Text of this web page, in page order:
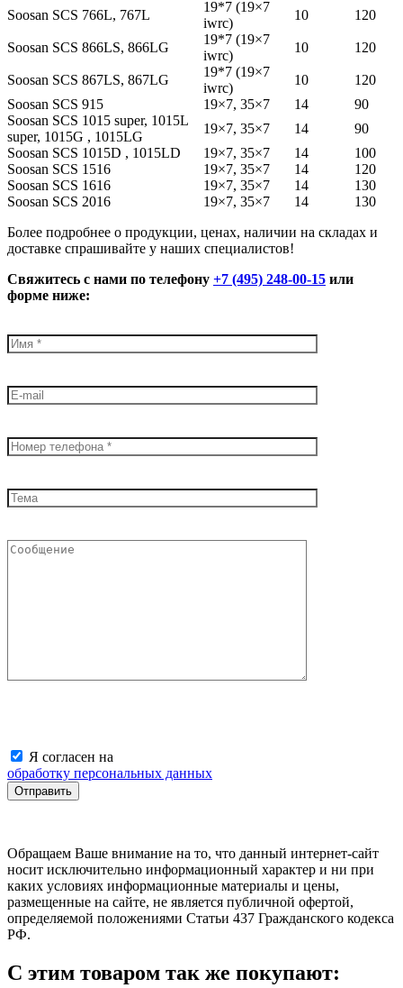
Soosan SCS 766L, 767L
19*7 (19×7
iwrc)
10 120
Soosan SCS 866LS, 866LG
19*7 (19×7
iwrc)
10 120
Soosan SCS 867LS, 867LG
19*7 (19×7
iwrc)
10
120
Soosan SCS 915
19×7, 35×7 14
90
Soosan SCS 1015 super, 1015L
super, 1015G , 1015LG
19×7, 35×7 14
90
Soosan SCS 1015D , 1015LD
19×7, 35×7 14
100
Soosan SCS 1516
19×7, 35×7 14
120
Soosan SCS 1616
19×7, 35×7 14
130
Soosan SCS 2016
19×7, 35×7 14
130
Более подробнее о продукции, ценах, наличии на складах и
доставке спрашивайте у наших специалистов!
Свяжитесь с нами по телефону +7 (495) 248-00-15 или
форме ниже:
Я согласен на
обработку персональных данных
Обращаем Ваше внимание на то, что данный интернет-сайт
носит исключительно информационный характер и ни при
каких условиях информационные материалы и цены,
размещенные на сайте, не является публичной офертой,
определяемой положениями Статьи 437 Гражданского кодекса
РФ.
С этим товаром так же покупают: